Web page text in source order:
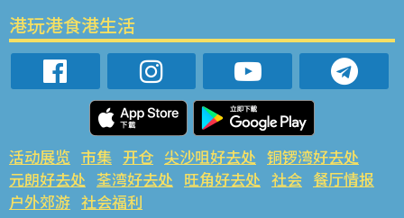
港玩港食港生活
活动展览 市集 开仓 尖沙咀好去处 铜锣湾好去处
元朗好去处 荃湾好去处 旺角好去处 社会 餐厅情报
户外郊游 社会福利